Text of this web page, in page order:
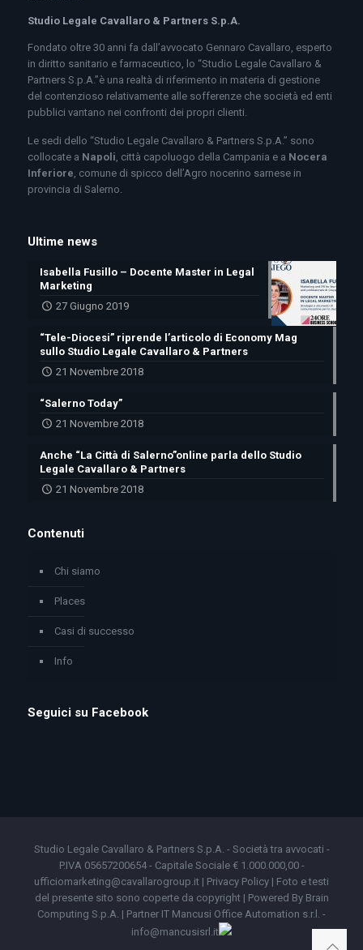
Studio Legale Cavallaro & Partners S.p.A.
Fondato oltre 30 anni fa dall’avvocato Gennaro Cavallaro, esperto
in diritto sanitario e farmaceutico, lo “Studio Legale Cavallaro &
Partners S.p.A.”è una realtà di riferimento in materia di gestione
del contenzioso relativamente alle sofferenze che società ed enti
pubblici vantano nei confronti dei propri clienti.
Le sedi dello “Studio Legale Cavallaro & Partners S.p.A.” sono
collocate a Napoli , città capoluogo della Campania e a Nocera
Inferiore , comune di spicco dell’Agro nocerino sarnese in
provincia di Salerno.
Ultime news
Isabella Fusillo – Docente Master in Legal
Marketing
27 Giugno 2019
“Tele-Diocesi” riprende l’articolo di Economy Mag
sullo Studio Legale Cavallaro & Partners
21 Novembre 2018
“Salerno Today”
21 Novembre 2018
Anche “La Città di Salerno”online parla dello Studio
Legale Cavallaro & Partners
21 Novembre 2018
Contenuti
Chi siamo
Places
Casi di successo
Info
Seguici su Facebook
Studio Legale Cavallaro & Partners S.p.A. - Società tra avvocati -
P.IVA 05657200654 - Capitale Sociale € 1.000.000,00 -
ufficiomarketing@cavallarogroup.it | Privacy Policy | Foto e testi
del presente sito sono coperte da copyright | Powered By Brain
Computing S.p.A. | Partner IT Mancusi Office Automation s.r.l. -
info@mancusisrl.it